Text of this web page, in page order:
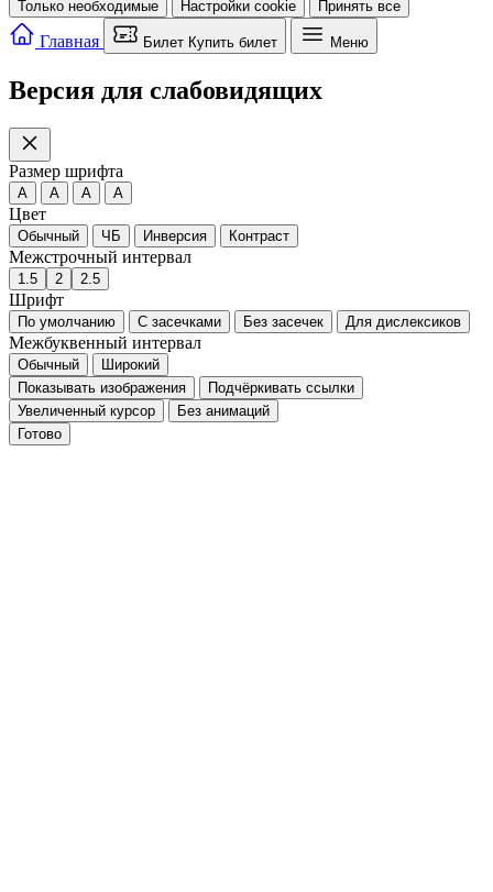
Только необходимые Настройки cookie Принять все
Главная Билет Купить билет Меню
Версия для слабовидящих
Размер шрифта
A A A A
Цвет
Обычный ЧБ Инверсия Контраст
Межстрочный интервал
1.5 2 2.5
Шрифт
По умолчанию С засечками Без засечек Для дислексиков
Межбуквенный интервал
Обычный
Широкий
Показывать изображения
Подчёркивать ссылки
Увеличенный курсор
Без анимаций
Готово